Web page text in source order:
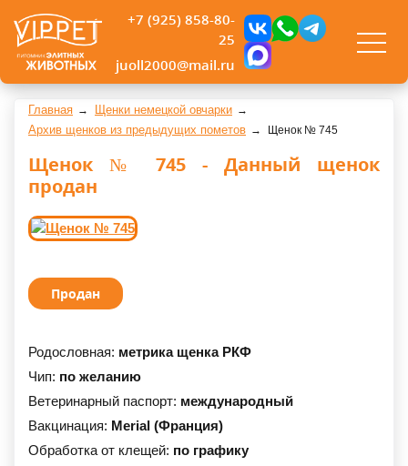
+7 (925) 858-80-
25
juoll2000@mail.ru
Главная
Щенки немецкой овчарки
Архив щенков из предыдущих пометов
Щенок № 745
Щенок № 745 - Данный щенок
продан
Продан
Родословная: метрика щенка РКФ
Чип: по желанию
Ветеринарный паспорт: международный
Вакцинация: Merial (Франция)
Обработка от клещей: по графику